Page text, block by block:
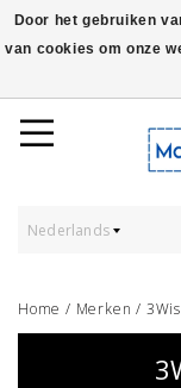
Worldwide
Nederlands
Home / Merken /
Door het gebruiken
van cookies om onze